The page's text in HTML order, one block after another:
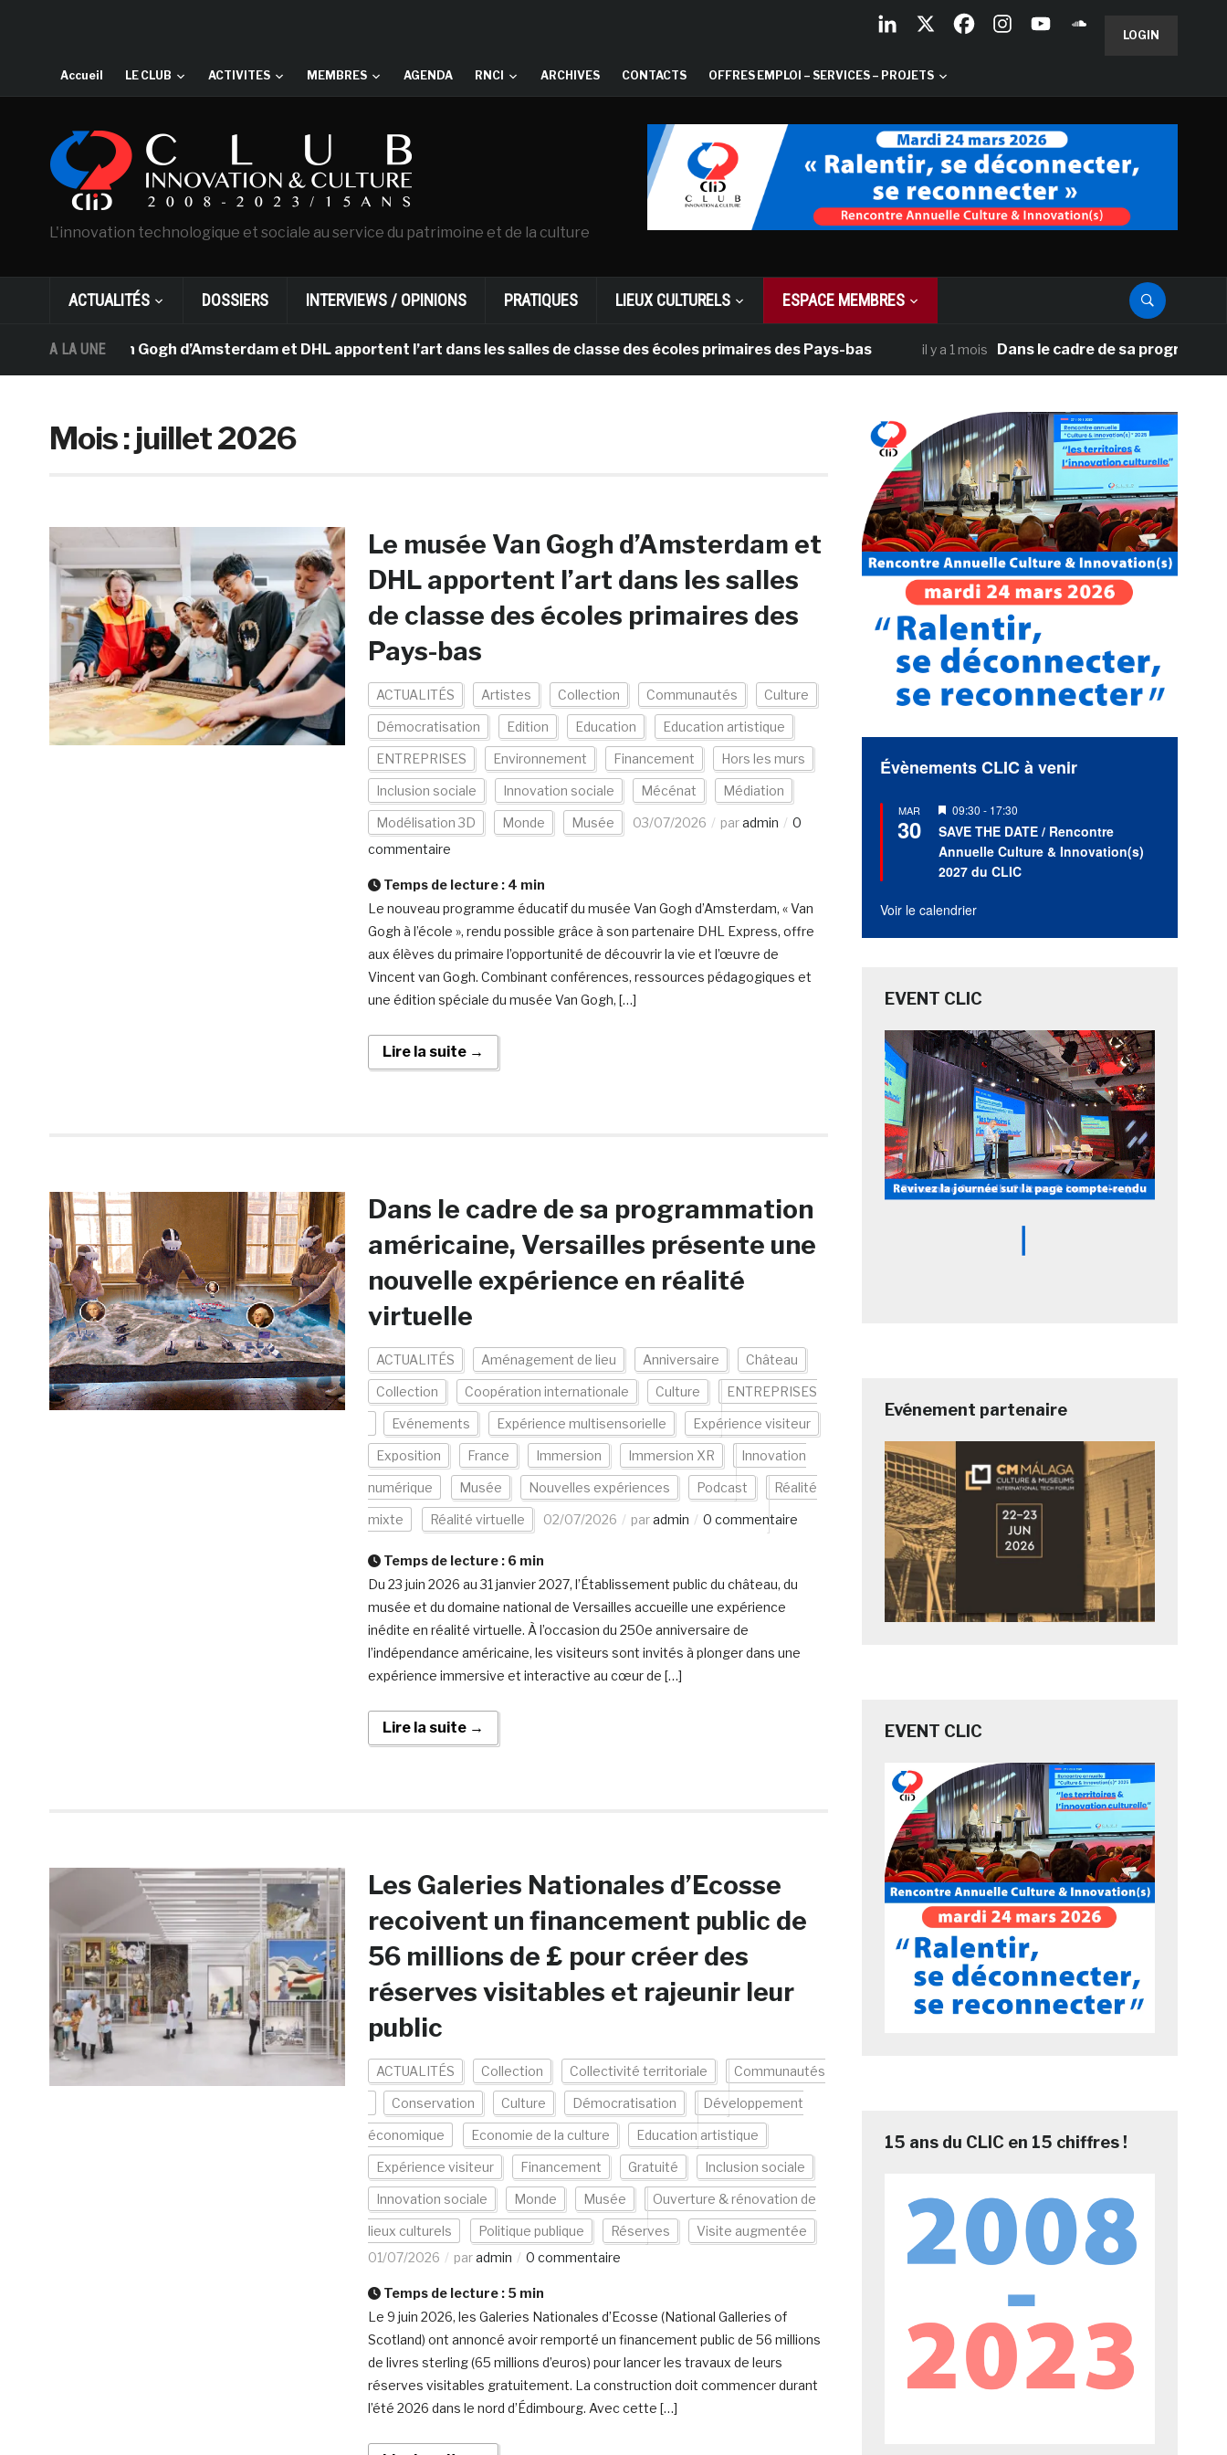
LOGIN
Accueil LE CLUB ACTIVITES MEMBRES AGENDA RNCI ARCHIVES CONTACTS OFFRES EMPLOI – SERVICES – PROJETS
L'innovation technologique et sociale au service du patrimoine et de la culture
ACTUALITÉS DOSSIERS INTERVIEWS / OPINIONS PRATIQUES LIEUX CULTURELS ESPACE MEMBRES
A LA UNE
musée Van Gogh d’Amsterdam et DHL apportent l’art dans les salles de classe des écoles primaires des Pays-bas il y a 1 mois Dans le cadre de sa programmation
Mois :juillet 2026
Le musée Van Gogh d’Amsterdam et
DHL apportent l’art dans les salles
de classe des écoles primaires des
Pays-bas
ACTUALITÉS Artistes Collection Communautés Culture
Démocratisation Edition Education Education artistique
ENTREPRISES Environnement Financement Hors les murs
Inclusion sociale Innovation sociale Mécénat Médiation
Modélisation 3D Monde Musée 03/07/2026 paradmin
0
commentaire
Temps de lecture : 4 min
Le nouveau programme éducatif du musée Van Gogh d’Amsterdam, « Van
Gogh à l’école », rendu possible grâce à son partenaire DHL Express, offre
aux élèves du primaire l’opportunité de découvrir la vie et l’œuvre de
Vincent van Gogh. Combinant conférences, ressources pédagogiques et
une édition spéciale du musée Van Gogh, […]
Lire la suite →
Dans le cadre de sa programmation
américaine, Versailles présente une
nouvelle expérience en réalité
virtuelle
ACTUALITÉS Aménagement de lieu Anniversaire Château
Collection Coopération internationale Culture ENTREPRISES
Evénements Expérience multisensorielle Expérience visiteur
Exposition France Immersion Immersion XR Innovation
numérique Musée Nouvelles expériences Podcast Réalité
mixte Réalité virtuelle 02/07/2026 paradmin 0 commentaire
Temps de lecture : 6 min
Du 23 juin 2026 au 31 janvier 2027, l’Établissement public du château, du
musée et du domaine national de Versailles accueille une expérience
inédite en réalité virtuelle. À l’occasion du 250e anniversaire de
l’indépendance américaine, les visiteurs sont invités à plonger dans une
expérience immersive et interactive au cœur de […]
Lire la suite →
Les Galeries Nationales d’Ecosse
recoivent un financement public de
56 millions de £ pour créer des
réserves visitables et rajeunir leur
public
ACTUALITÉS Collection Collectivité territoriale Communautés
Conservation Culture Démocratisation Développement
économique Economie de la culture Education artistique
Expérience visiteur Financement Gratuité Inclusion sociale
Innovation sociale Monde Musée Ouverture & rénovation de
lieux culturels Politique publique Réserves
Visite augmentée
01/07/2026
paradmin 0 commentaire
Temps de lecture : 5 min
Le 9 juin 2026, les Galeries Nationales d’Ecosse (National Galleries of
Scotland) ont annoncé avoir remporté un financement public de 56 millions
de livres sterling (65 millions d’euros) pour lancer les travaux de leurs
réserves visitables gratuitement. La construction doit commencer durant
l’été 2026 dans le nord d’Édimbourg. Avec cette […]
Évènements CLIC à venir
MAR
30
Mis
en
avant
09:30 - 17:30
SAVE THE DATE / Rencontre
Annuelle Culture & Innovation(s)
2027 du CLIC
Voir le calendrier
EVENT CLIC
Evénement partenaire
EVENT CLIC
15 ans du CLIC en 15 chiffres !